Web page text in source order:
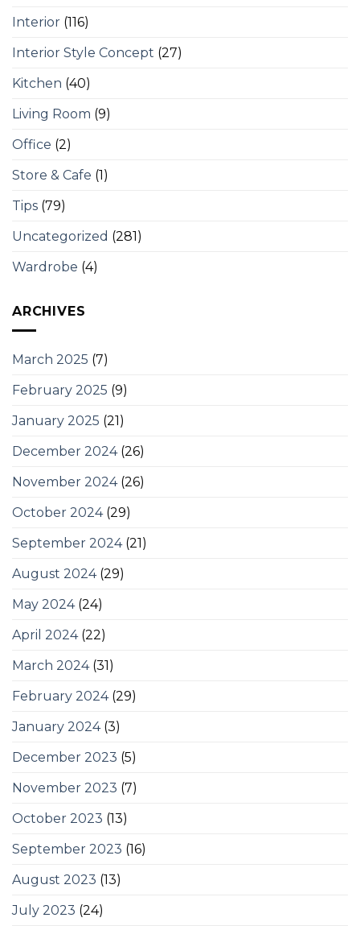
Interior (116)
Interior Style Concept (27)
Kitchen (40)
Living Room (9)
Office (2)
Store & Cafe (1)
Tips (79)
Uncategorized (281)
Wardrobe (4)
ARCHIVES
March 2025 (7)
February 2025 (9)
January 2025 (21)
December 2024(26)
November 2024(26)
October 2024(29)
September 2024(21)
August 2024(29)
May 2024(24)
April 2024(22)
March 2024(31)
February 2024(29)
January 2024(3)
December 2023 (5)
November 2023 (7)
October 2023 (13)
September 2023 (16)
August 2023 (13)
July 2023 (24)